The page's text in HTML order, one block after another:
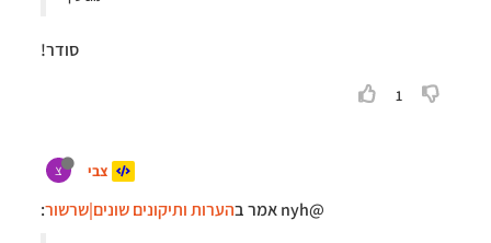
סודר!
1
צ צבי
@nyh אמר ב הערות ותיקונים שונים|שרשור: